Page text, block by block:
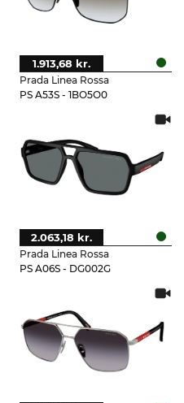
Prada Linea Rossa
PS A53S - 1BO5O0
1.913,68 kr.
Prada Linea Rossa
PS A06S - DG002G
2.063,18 kr.